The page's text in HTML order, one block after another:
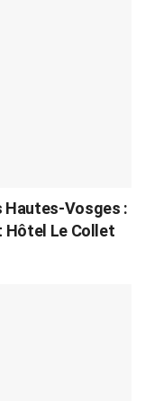
Hautes-Vosges :
Hôtel Le Collet